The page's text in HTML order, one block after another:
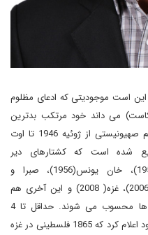
این است موجودیتی که ادعای مظلوم
می داند خود مرتکب بدترین
جنایت های تاریخ معاصر شده است. رژیم صهیونیستی از ژوئیه 1946 تا اوت
شده است که کشتارهای دیر
یاسین(1948)، جولا(1948)، کفرقاسم(1956)، خان یونس(1956)، صبرا و
شتیلا(1982)، اردوگاه جنین(2002)، قانا(2006)، غزه( 2008) و این آخری هم
غزه(2014) از شاخص ترین این جنایت ها محسوب می شوند. حداقل تا 4
اوت2014 وزارت بهداشت غزه در گزارش خود اعلام کرد که 1865 فلسطینی در غزه